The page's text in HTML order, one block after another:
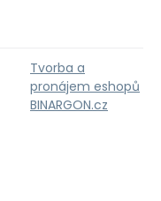
Tvorba a
pronájem eshopů
BINARGON.cz